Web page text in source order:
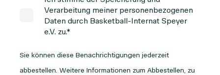
Verarbeitung meiner personenbezogenen
Daten durch Basketball-Internat Speyer
e.V. zu.*
Sie können diese Benachrichtigungen jederzeit
abbestellen. Weitere Informationen zum Abbestellen, zu